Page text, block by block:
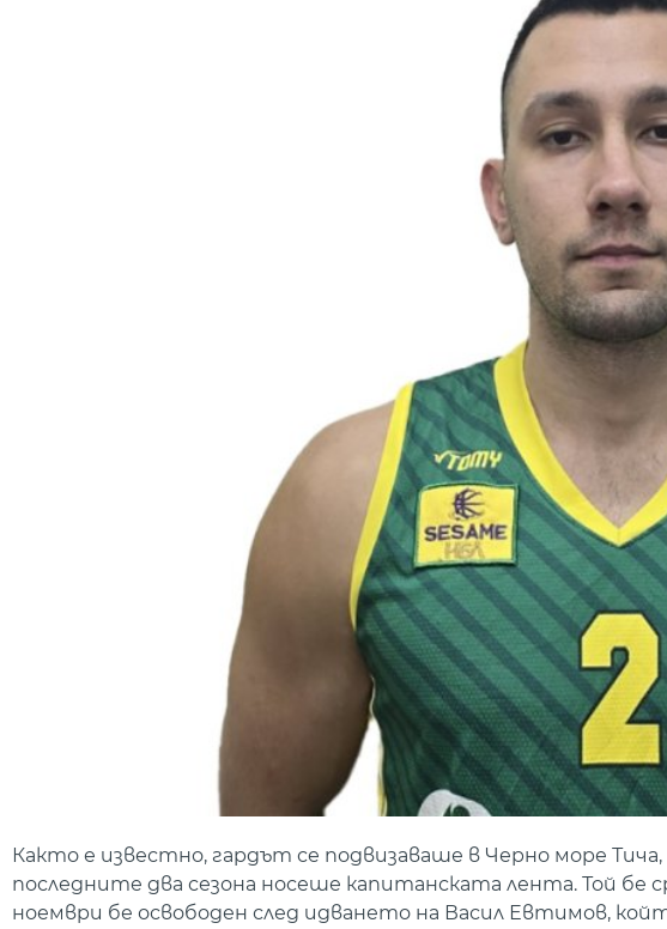
Както е известно, гардът се подвизаваше в Черно море
последните два сезона носеше капитанската лента. Той бе
ноември бе освободен след идването на Васил Евтимов,